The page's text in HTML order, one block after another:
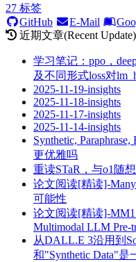
27 标签
GitHub
E-Mail
近期文章(Recent Update)
学习笔记：ppo，
及不同形式loss对
2025-11-19-insights
2025-11-18-insights
2025-11-17-insights
2025-11-14-insights
Synthetic,
更优雅吗
重读STaR，与o1随想
论文阅读[精读]-
可能性
论文阅读[精读]-
Multimodal LLM Pre-
从DALL.E 3沿用到
和"Synthetic Data"是